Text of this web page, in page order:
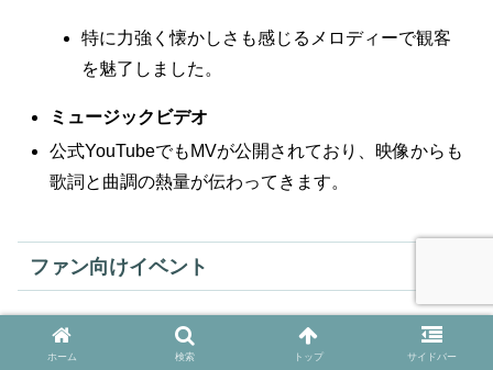
特に力強く懐かしさも感じるメロディーで観客
を魅了しました。
ミュージックビデオ
公式YouTubeでもMVが公開されており、映像からも
歌詞と曲調の熱量が伝わってきます。
ファン向けイベント
シングル発売にあわせて、リリース記念のミニライブや特
ホーム 検索 トップ サイドバー